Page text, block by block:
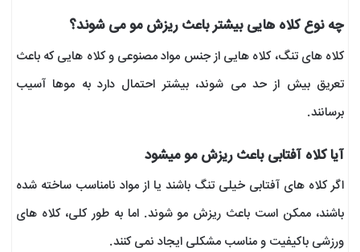
چه نوع کلاه هایی بیشتر باعث ریزش مو می شوند؟
کلاه های تنگ، کلاه هایی از جنس مواد مصنوعی و کلاه هایی که باعث
تعریق بیش از حد می شوند، بیشتر احتمال دارد به موها آسیب
برسانند.
آیا کلاه آفتابی باعث ریزش مو میشود
اگر کلاه های آفتابی خیلی تنگ باشند یا از مواد نامناسب ساخته شده
باشند، ممکن است باعث ریزش مو شوند. اما به طور کلی، کلاه های
ورزشی باکیفیت و مناسب مشکلی ایجاد نمی کنند.